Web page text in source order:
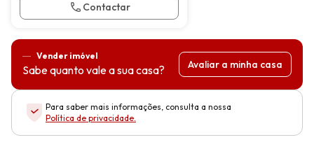
Contactar
Vender imóvel
Sabe quanto vale a sua casa? Avaliar a minha casa
Para saber mais informações, consulta a nossa
Política de privacidade.